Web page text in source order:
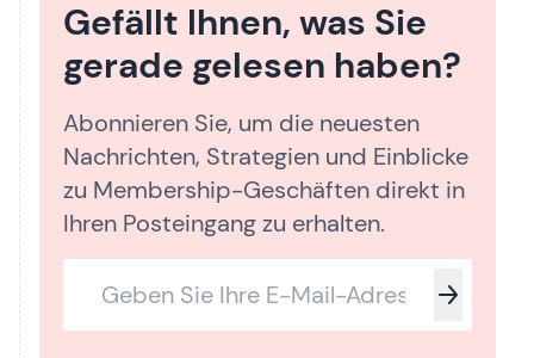
Gefällt Ihnen, was Sie
gerade gelesen haben?
Abonnieren Sie, um die neuesten
Nachrichten, Strategien und Einblicke
zu Membership-Geschäften direkt in
Ihren Posteingang zu erhalten.